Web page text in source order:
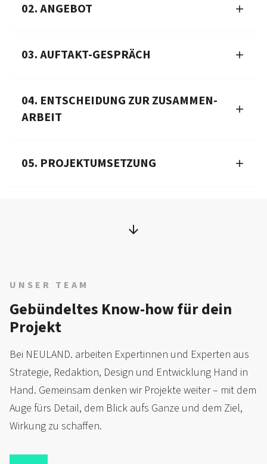
02. ANGEBOT
03. AUFTAKT-GESPRÄCH
04. ENTSCHEIDUNG ZUR ZUSAMMEN­
ARBEIT
05. PROJEKTUMSETZUNG
UNSER TEAM
Gebündeltes Know-how für dein
Projekt
Bei NEULAND. arbeiten Expertinnen und Experten aus
Strategie, Redaktion, Design und Entwicklung Hand in
Hand. Gemeinsam denken wir Projekte weiter – mit dem
Auge fürs Detail, dem Blick aufs Ganze und dem Ziel,
Wirkung zu schaffen.